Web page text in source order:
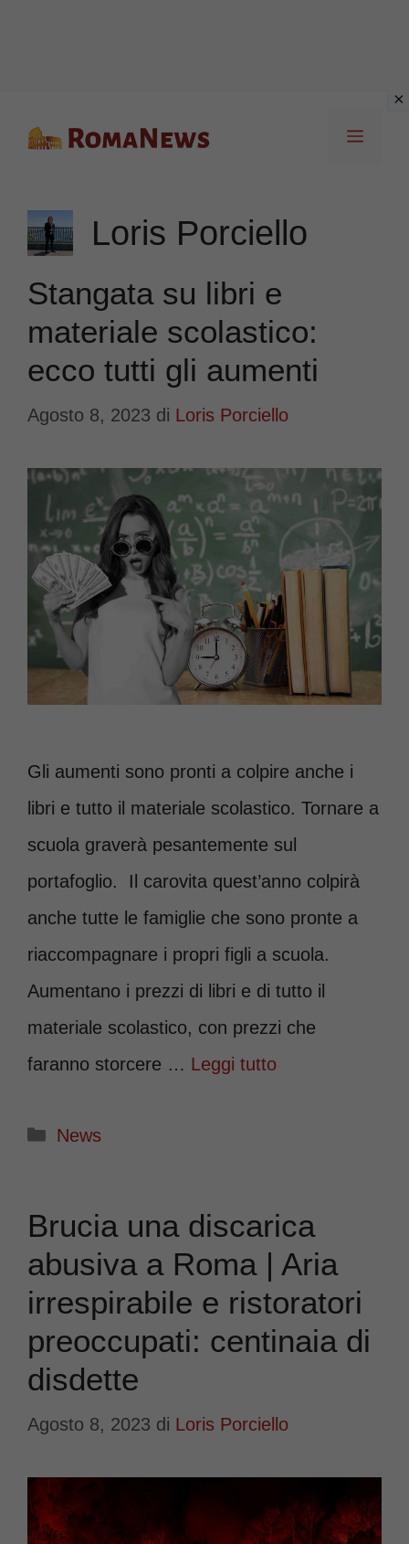
Menu
Loris Porciello
Stangata su libri e
materiale scolastico:
ecco tutti gli aumenti
Agosto 8, 2023 di Loris Porciello
Gli aumenti sono pronti a colpire anche i
libri e tutto il materiale scolastico. Tornare a
scuola graverà pesantemente sul
portafoglio. Il carovita quest’anno colpirà
anche tutte le famiglie che sono pronte a
riaccompagnare i propri figli a scuola.
Aumentano i prezzi di libri e di tutto il
materiale scolastico, con prezzi che
faranno storcere … Leggi tutto
Categorie
News
Brucia una discarica
abusiva a Roma | Aria
irrespirabile e ristoratori
preoccupati: centinaia di
disdette
Agosto 8, 2023 di Loris Porciello